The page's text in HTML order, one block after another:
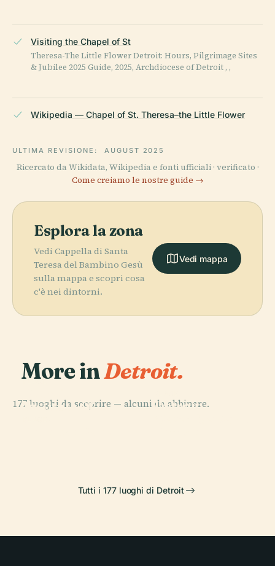
Visiting the Chapel of St
Theresa-The Little Flower Detroit: Hours, Pilgrimage Sites
& Jubilee 2025 Guide, 2025, Archdiocese of Detroit , ,
Wikipedia — Chapel of St. Theresa–the Little Flower
ULTIMA REVISIONE: AUGUST 2025
Ricercato da Wikidata, Wikipedia e fonti ufficiali · verificato ·
Come creiamo le nostre guide →
Esplora la zona
Vedi Cappella di Santa
Teresa del Bambino Gesù
sulla mappa e scopri cosa
c'è nei dintorni.
Vedi mappa
More inDetroit.
177 luoghi da scoprire — alcuni da abbinare.
PLACE
Institute Of
PLACE
Detroit
Tutti i 177 luoghi di Detroit